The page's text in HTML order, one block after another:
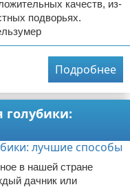
качеств, из-
подворьях.
Подробнее
голубики:
в нашей стране
дачник или